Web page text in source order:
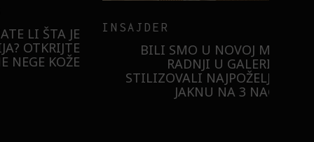
ULTRA:
U DLAN!
BURO.ORIGINALS
KAKO NAM ŠMINKA POMAŽE
DA POKAŽEMO SVOJE
SAMOPOUZDANJE